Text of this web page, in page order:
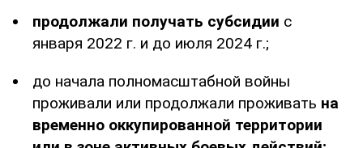
продолжали получать субсидии с
января 2022 г. и до июля 2024 г.;
до начала полномасштабной войны
проживали или продолжали проживать на
временно оккупированной территории